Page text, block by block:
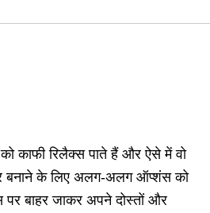
काफी रिलैक्स पाते हैं और ऐसे में वो
बनाने के लिए अलग-अलग ऑप्शंस को
बाहर जाकर अपने दोस्तों और